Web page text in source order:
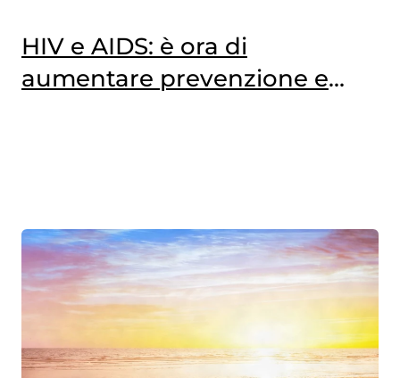
HIV e AIDS: è ora di
aumentare prevenzione e